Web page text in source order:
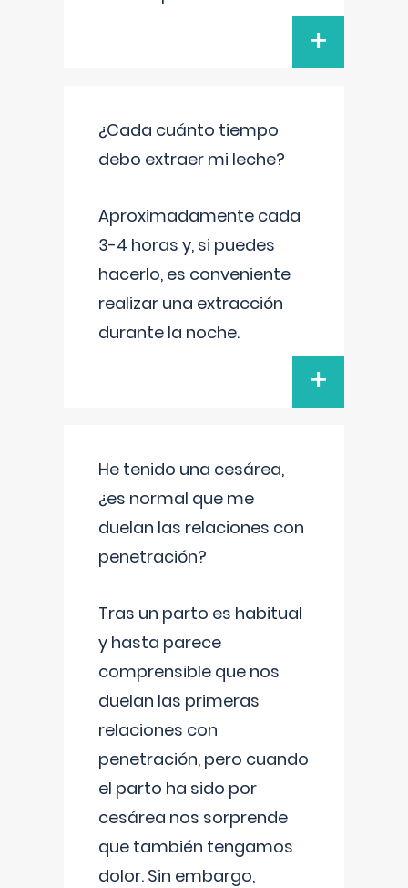
+
¿Cada cuánto tiempo
debo extraer mi leche?
Aproximadamente cada
3-4 horas y, si puedes
hacerlo, es conveniente
realizar una extracción
durante la noche.
+
He tenido una cesárea,
¿es normal que me
duelan las relaciones con
penetración?
Tras un parto es habitual
y hasta parece
comprensible que nos
duelan las primeras
relaciones con
penetración, pero cuando
el parto ha sido por
cesárea nos sorprende
que también tengamos
dolor. Sin embargo,